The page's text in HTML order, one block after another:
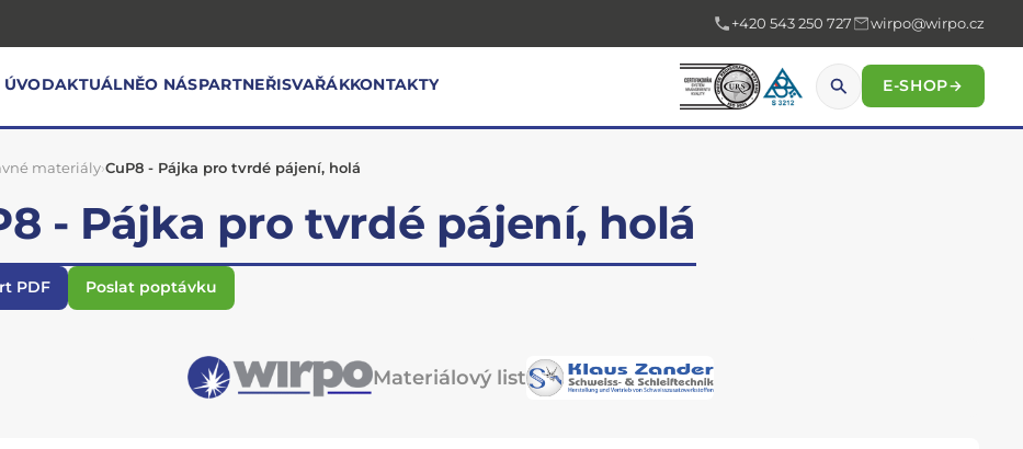
+420 543 250 727 wirpo@wirpo.cz
ÚVODAKTUÁLNĚO NÁSPARTNEŘISVAŘÁKKONTAKTY E-SHOP→
materiály›CuP8 - Pájka pro tvrdé pájení, holá
- Pájka pro tvrdé pájení, holá
PDF Poslat poptávku
Materiálový list